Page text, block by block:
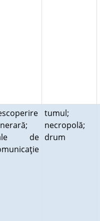
de
tumul;
necropolă;
drum